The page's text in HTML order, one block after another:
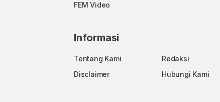
FEM Video
Informasi
Tentang Kami Redaksi
Disclaimer
Hubungi Kami